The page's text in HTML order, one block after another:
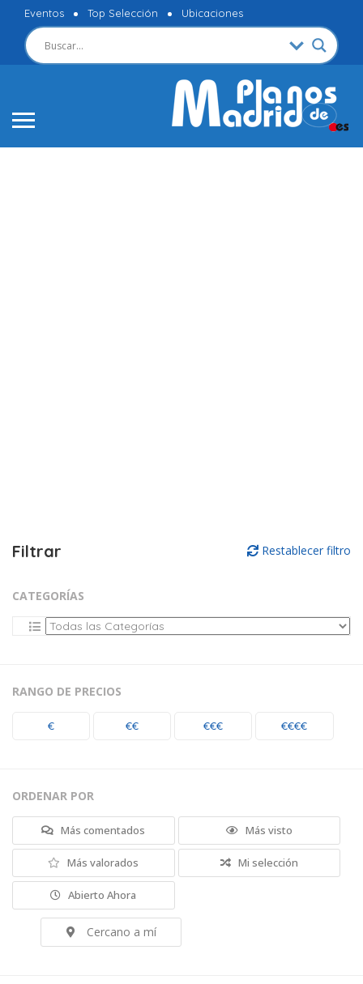
Eventos Top Selección Ubicaciones
Filtrar Restablecer filtro
CATEGORÍAS
RANGO DE PRECIOS
€ €€ €€€ €€€€
ORDENAR POR
Más comentados Más visto
Más valorados Mi selección
Abierto Ahora
Cercano a mí